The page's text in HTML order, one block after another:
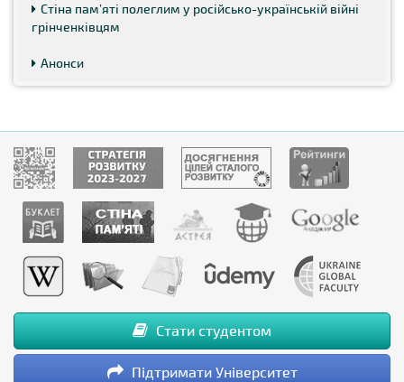
Стіна пам’яті полеглим у російсько-українській війні
грінченківцям
Анонси
Стати студентом
Підтримати Університет